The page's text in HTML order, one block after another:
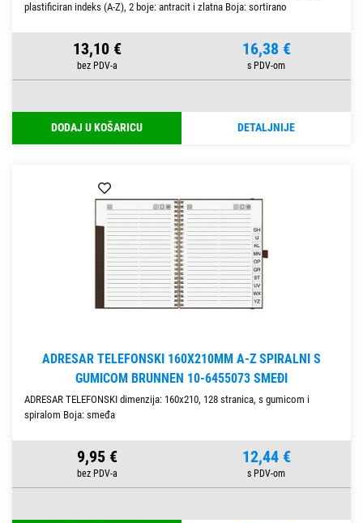
plastificiran indeks (A-Z), 2 boje: antracit i zlatna Boja: sortirano
13,10 € 16,38 €
DODAJ U KOŠARICU DETALJNIJE
ADRESAR TELEFONSKI 160X210MM A-Z SPIRALNI S
GUMICOM BRUNNEN 10-6455073 SMEĐI
ADRESAR TELEFONSKI dimenzija: 160x210, 128 stranica, s gumicom i
spiralom Boja: smeđa
9,95 € 12,44 €